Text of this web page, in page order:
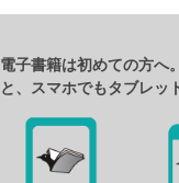
電子書籍は初めての方へ
と、スマホでもタブレッ